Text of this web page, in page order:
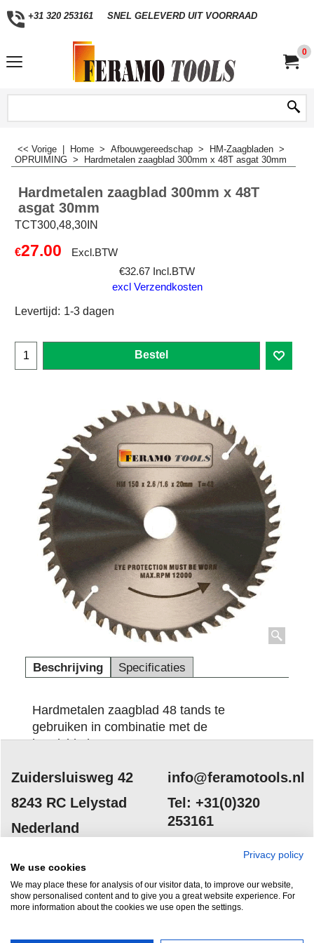
+31 320 253161 SNEL GELEVERD UIT VOORRAAD
0
<< Vorige Home > Afbouwgereedschap > HM-Zaagbladen >
OPRUIMING > Hardmetalen zaagblad 300mm x 48T asgat 30mm
Hardmetalen zaagblad 300mm x 48T
asgat 30mm
TCT300,48,30IN
€27.00
Excl.BTW
€32.67 Incl.BTW
excl Verzendkosten
Levertijd: 1-3 dagen
Bestel
Beschrijving Specificaties
Hardmetalen zaagblad 48 tands te
gebruiken in combinatie met de
handcirkelzagen.
Zuidersluisweg 42
8243 RC Lelystad
Nederland
info@feramotools.nl
Tel: +31(0)320
Privacy policy
We use cookies
We may place these for analysis of our visitor data, to improve our website,
show personalised content and to give you a great website experience. For
more information about the cookies we use open the settings.